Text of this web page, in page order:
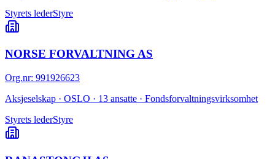
Styrets lederStyre
NORSE FORVALTNING AS
Org.nr: 991926623
Aksjeselskap · OSLO · 13 ansatte · Fondsforvaltningsvirksomhet
Styrets lederStyre